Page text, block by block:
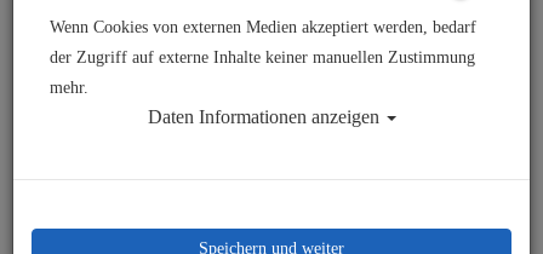
62,00 €*
Wenn Cookies von externen Medien akzeptiert werden, bedarf
der Zugriff auf externe Inhalte keiner manuellen Zustimmung
mehr.
Daten Informationen anzeigen
Speichern und weiter